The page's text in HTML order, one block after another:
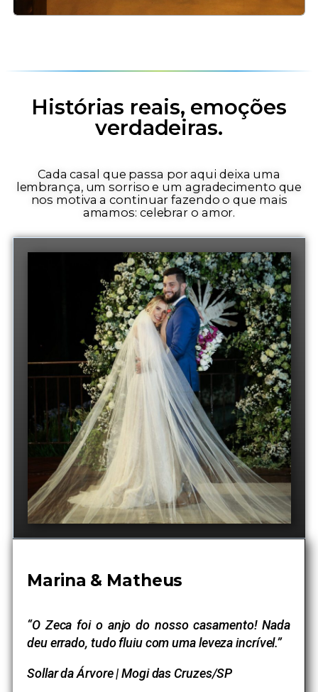
Histórias reais, emoções
verdadeiras.
Cada casal que passa por aqui deixa uma
lembrança, um sorriso e um agradecimento que
nos motiva a continuar fazendo o que mais
amamos: celebrar o amor.
Marina & Matheus
“O Zeca foi o anjo do nosso casamento! Nada
deu errado, tudo fluiu com uma leveza incrível.”
Sollar da Árvore | Mogi das Cruzes/SP